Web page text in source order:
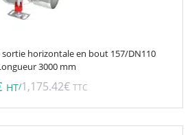
horizontale en bout 157/DN110
3000 mm
HT/1,175.42€ TTC